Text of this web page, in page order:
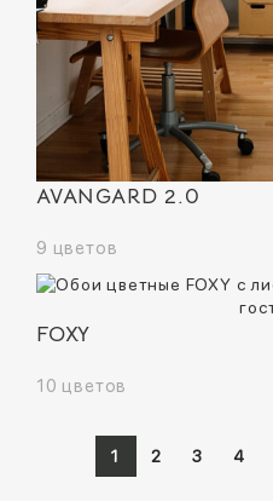
AVANGARD 2.0
9 цветов
FOXY
10 цветов
1 2 3 4